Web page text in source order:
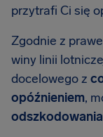
przytrafi Ci się
Zgodnie z
winy linii
docelowego z
opóźnieniem,